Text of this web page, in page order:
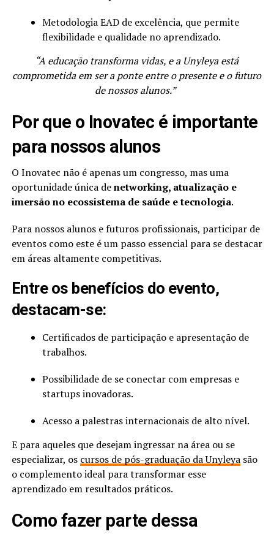
Metodologia EAD de excelência, que permite
flexibilidade e qualidade no aprendizado.
“A educação transforma vidas, e a Unyleya está
comprometida em ser a ponte entre o presente e o futuro
de nossos alunos.”
Por que o Inovatec é importante
para nossos alunos
O Inovatec não é apenas um congresso, mas uma
oportunidade única denetworking, atualização e
imersão no ecossistema de saúde e tecnologia.
Para nossos alunos e futuros profissionais, participar de
eventos como este é um passo essencial para se destacar
em áreas altamente competitivas.
Entre os benefícios do evento,
destacam-se:
Certificados de participação e apresentação de
trabalhos.
Possibilidade de se conectar com empresas e
startups inovadoras.
Acesso a palestras internacionais de alto nível.
E para aqueles que desejam ingressar na área ou se
especializar, os cursos de pós-graduação da Unyleyasão
o complemento ideal para transformar esse
aprendizado em resultados práticos.
Como fazer parte dessa